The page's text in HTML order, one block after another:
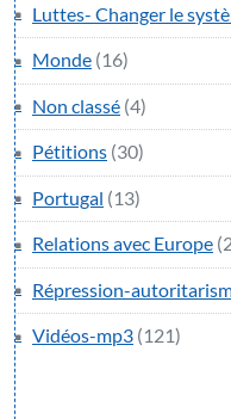
Luttes- Changer le
Monde (16)
Non classé (4)
Pétitions (30)
Portugal (13)
Relations avec Europe
Répression-
Vidéos-mp3 (121)